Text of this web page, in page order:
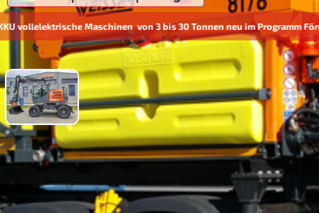
vollelektrische Maschinen von 3 bis 30 Tonnen neu im Programm